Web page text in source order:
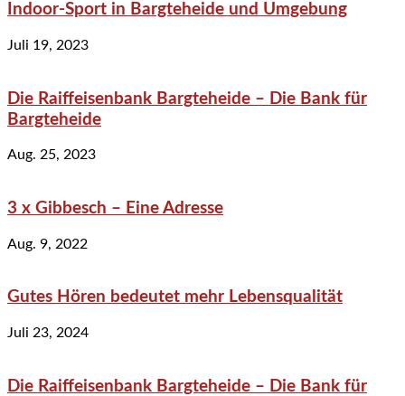
Indoor-Sport in Bargteheide und Umgebung
Juli 19, 2023
Die Raiffeisenbank Bargteheide – Die Bank für
Bargteheide
Aug. 25, 2023
3 x Gibbesch – Eine Adresse
Aug. 9, 2022
Gutes Hören bedeutet mehr Lebensqualität
Juli 23, 2024
Die Raiffeisenbank Bargteheide – Die Bank für